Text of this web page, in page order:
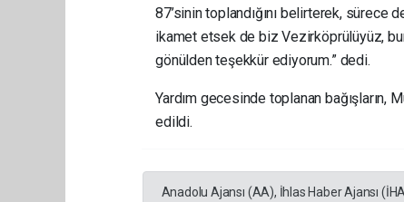
87’sinin toplandığını belirterek, sürece
ikamet etsek de biz Vezirköprülüyüz,
gönülden teşekkür ediyorum.” dedi.
Yardım gecesinde toplanan bağışların,
edildi.
Anadolu Ajansı (AA), İhlas Haber Ajansı